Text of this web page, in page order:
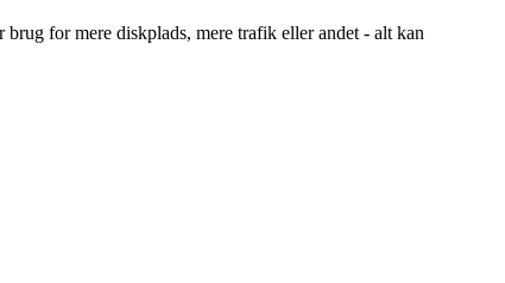
for mere diskplads, mere trafik eller andet - alt kan